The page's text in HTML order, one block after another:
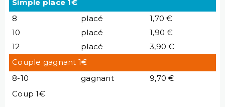
Simple place 1€
8
placé
1,70 €
10
placé
1,90 €
12
placé
3,90 €
Couple gagnant 1€
8-10
gagnant
9,70 €
Coup 1€